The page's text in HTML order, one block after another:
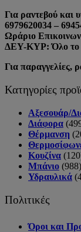
Για ραντεβού και
6979620034 –
Ωράριο
ΔΕΥ-ΚΥΡ: Όλο το
Για παραγγελίες,
Κατηγορίες
Αξεσουάρ/
Διάφορα
Θέρμανση
Κουζίνα
Μπάνιο (988)
Υδραυλικά
Πολιτικές
Όροι και